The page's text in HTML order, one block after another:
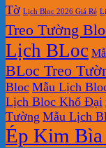
Tờ Lịch Bloc 2026 Giá Rẻ
Treo Tường
Lịch BLoc
BLoc Treo
Bloc Mẫu Lịch
Lịch Bloc Khổ Đại
Tường Mẫu Lịch
Ép Kim